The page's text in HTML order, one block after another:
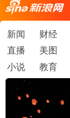
新闻 财经
直播
美图
小说
教育